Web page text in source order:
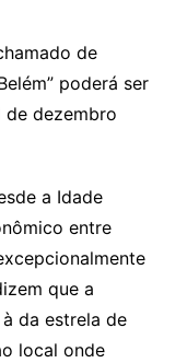
de
poderá ser
de dezembro
a Idade
entre
que a
da estrela de
local onde